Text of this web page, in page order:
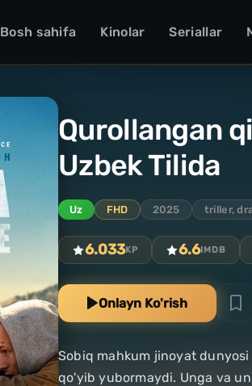
Bosh sahifa Kinolar Seriallar
Qurollangan
Uzbek Tilida
Uz FHD 2025 triller,
6.033KP 6.6IMDB
Onlayn Ko'rish
Sobiq mahkum jinoyat
qo'yib yubormaydi. Unga va